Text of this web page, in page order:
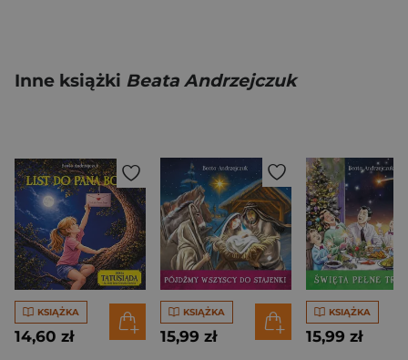
Inne książki Beata Andrzejczuk
KSIĄŻKA
14,60 zł
KSIĄŻKA
15,99 zł
KSIĄŻKA
15,99 zł